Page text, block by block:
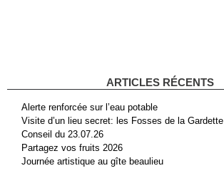
ARTICLES RÉCENTS
Alerte renforcée sur l’eau potable
Visite d’un lieu secret: les Fosses de la Gardette
Conseil du 23.07.26
Partagez vos fruits 2026
Journée artistique au gîte beaulieu